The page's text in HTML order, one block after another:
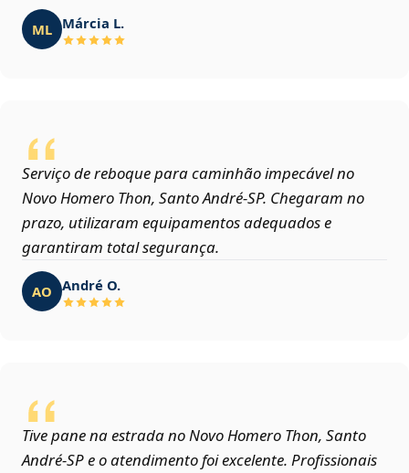
ML Márcia L.
Serviço de reboque para caminhão impecável no
Novo Homero Thon, Santo André‑SP. Chegaram no
prazo, utilizaram equipamentos adequados e
garantiram total segurança.
AO André O.
Tive pane na estrada no Novo Homero Thon, Santo
André‑SP e o atendimento foi excelente. Profissionais